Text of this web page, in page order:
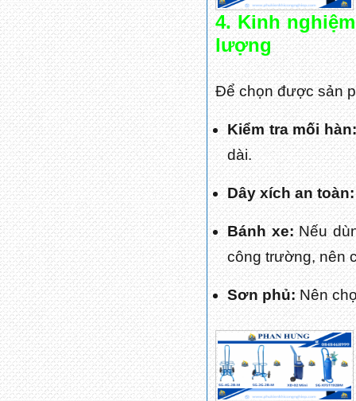
4. Kinh
lượng
Để chọn được sản
Kiểm tra mối hàn:
dài.
Dây xích an toàn:
Bánh xe:Nếu
công trường, nên
Sơn phủ:Nên